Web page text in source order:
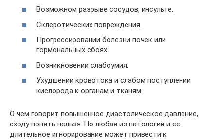
Возможном разрыве сосудов, инсульте.
Склеротических повреждения.
Прогрессировании болезни почек или
гормональных сбоях.
Возникновении слабоумия.
Ухудшении кровотока и слабом поступлении
кислорода к органам и тканям.
О чем говорит повышенное диастолическое давление,
сходу понять нельзя. Но любая из патологий и ее
длительное игнорирование может привести к